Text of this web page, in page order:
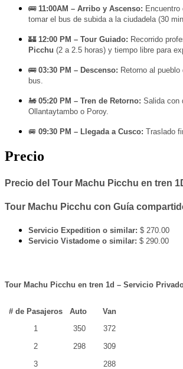
🚌 11:00AM – Arribo y Ascenso:
tomar el bus de subida a la ciudadela (30
🏰 12:00 PM – Tour Guiado: Recorrido
Picchu (2 a 2.5 horas) y tiempo libre para
🚌 03:30 PM – Descenso: Retorno al
bus.
🚂 05:20 PM – Tren de Retorno: Salida con
Ollantaytambo o Poroy.
🚐 09:30 PM – Llegada a Cusco: Traslado
Precio
Precio del Tour Machu Picchu en tren
Tour Machu Picchu con Guía
Servicio Expedition o similar: $ 270.00
Servicio Vistadome o similar: $ 290.00
Tour Machu Picchu en tren 1d – Servicio
# de Pasajeros Auto
Van
1
350
372
2
298
309
3
288